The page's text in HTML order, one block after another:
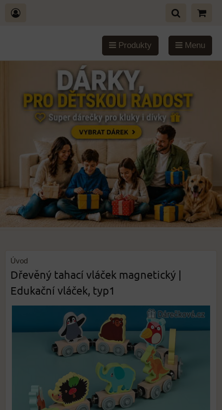
Produkty Menu
Úvod
Dřevěný tahací vláček magnetický |
Edukační vláček, typ1